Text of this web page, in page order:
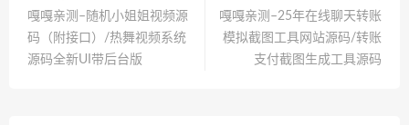
嘎嘎亲测–随机小姐姐视频源
码（附接口）/热舞视频系统
源码全新UI带后台版
嘎嘎亲测–25年在线聊天转账
模拟截图工具网站源码/转账
支付截图生成工具源码